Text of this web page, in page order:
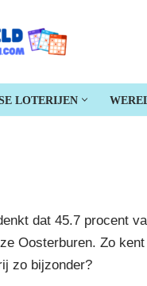
LOTERIJEN
dat 45.7 procent
Oosterburen. Zo
zo bijzonder?